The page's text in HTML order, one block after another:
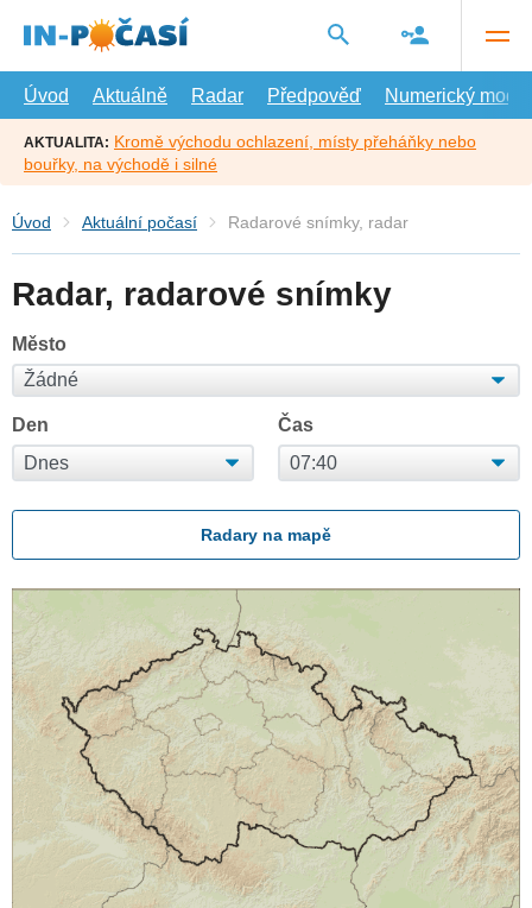
hlavní
Úvod
Aktuálně Radar Předpověď Numerický model
AKTUALITA: Kromě východu ochlazení, místy přeháňky nebo
bouřky, na východě i silné
Úvod Aktuální počasí Radarové snímky, radar
Radar, radarové snímky
Město
Den Čas
Radary na mapě